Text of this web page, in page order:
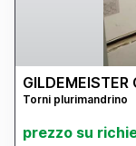
Torni plurimandrino
prezzo su